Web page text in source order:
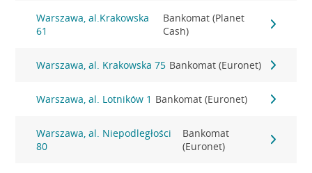
Warszawa, al.Krakowska
61
Bankomat (Planet
Cash)
Warszawa, al. Krakowska 75 Bankomat (Euronet)
Warszawa, al. Lotników 1 Bankomat (Euronet)
Warszawa, al. Niepodległości
80
Bankomat
(Euronet)